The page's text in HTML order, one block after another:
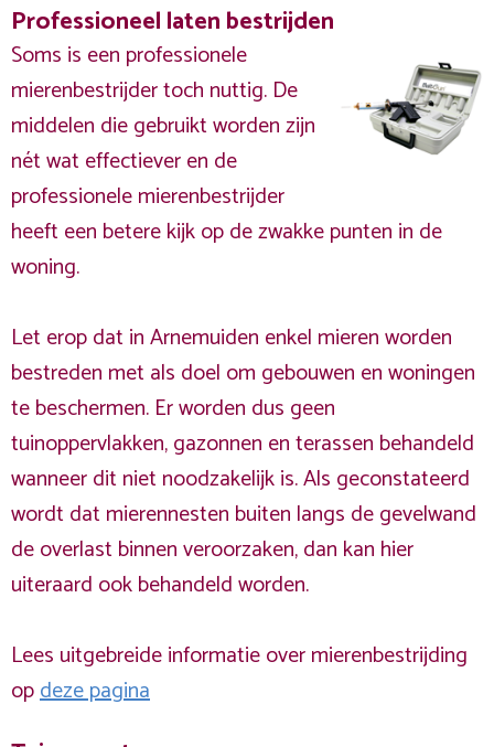
Professioneel laten bestrijden
Soms is een professionele
mierenbestrijder toch nuttig. De
middelen die gebruikt worden zijn
nét wat effectiever en de
professionele mierenbestrijder
heeft een betere kijk op de zwakke punten in de
woning.
Let erop dat in Arnemuiden enkel mieren worden
bestreden met als doel om gebouwen en woningen
te beschermen. Er worden dus geen
tuinoppervlakken, gazonnen en terassen behandeld
wanneer dit niet noodzakelijk is. Als geconstateerd
wordt dat mierennesten buiten langs de gevelwand
de overlast binnen veroorzaken, dan kan hier
uiteraard ook behandeld worden.
Lees uitgebreide informatie over mierenbestrijding
opdeze pagina